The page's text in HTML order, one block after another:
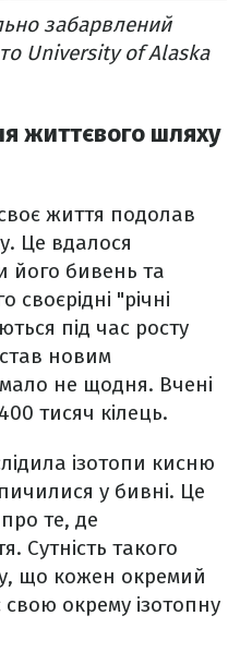
забарвлений
University of Alaska
життєвого шляху
життя подолав
Це вдалося
його бивень та
"річні
під час росту
новим
не щодня. Вчені
тисяч кілець.
ізотопи кисню
у бивні. Це
те, де
Сутність такого
що кожен окремий
свою окрему ізотопну